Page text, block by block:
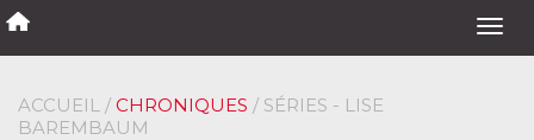
ACCUEIL / CHRONIQUES / SÉRIES - LISE
BAREMBAUM